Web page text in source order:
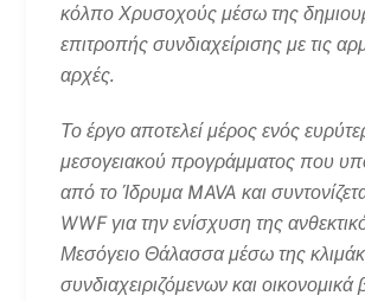
κόλπο Χρυσοχούς μέσω της
επιτροπής συνδιαχείρισης με τις
αρχές.
Το έργο αποτελεί μέρος ενός
μεσογειακού προγράμματος που
από το Ίδρυμα MAVA και
WWF για την ενίσχυση της
Μεσόγειο Θάλασσα μέσω της
συνδιαχειριζόμενων και οικονομικά